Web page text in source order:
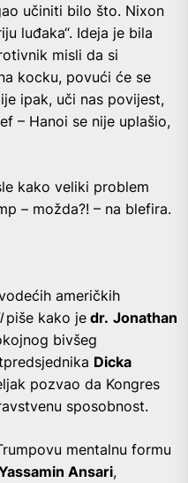
učiniti bilo što. Nixon
luđaka“. Ideja je bila
misli da si
kocku, povući će se
ipak, uči nas povijest,
– Hanoi se nije uplašio,
kako veliki problem
– možda?! – na blefira.
američkih
piše kako je dr. Jonathan
bivšeg
Dicka
pozvao da Kongres
sposobnost.
mentalnu formu
Ansari,